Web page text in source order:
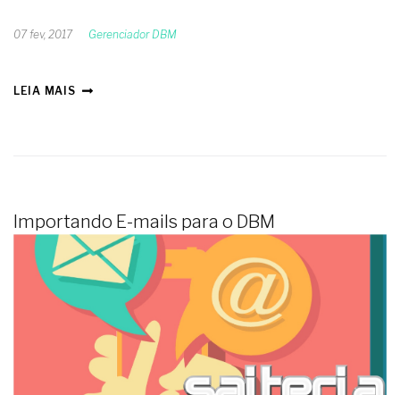
07 fev, 2017 Gerenciador DBM
LEIA MAIS
Importando E-mails para o DBM